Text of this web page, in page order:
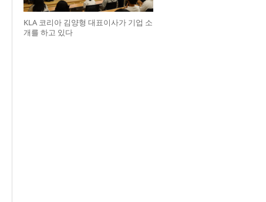
KLA 코리아 김양형 대표이사가 기업 소
개를 하고 있다